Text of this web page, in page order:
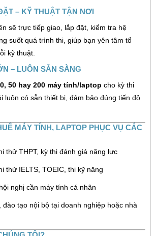
– KỸ THUẬT TẬN NƠI
sẽ trực tiếp giao, lắp đặt, kiểm tra hệ
suốt quá trình thi, giúp bạn yên tâm tổ
kỹ thuật.
– LUÔN SẴN SÀNG
50 hay 200 máy tính/laptop cho kỳ thi
luôn có sẵn thiết bị, đảm bảo đúng tiến độ
MÁY TÍNH, LAPTOP PHỤC VỤ CÁC
thử THPT, kỳ thi đánh giá năng lực
thử IELTS, TOEIC, thi kỹ năng
nghị cần máy tính cá nhân
tạo nội bộ tại doanh nghiệp hoặc nhà